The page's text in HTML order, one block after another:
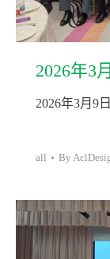
2026年3
2026年3月9
all By